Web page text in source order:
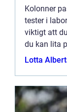
Kolonner
tester i
viktigt att
du kan lita
att jobba
Lotta